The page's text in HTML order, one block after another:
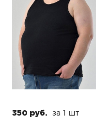
350 руб. за 1 шт